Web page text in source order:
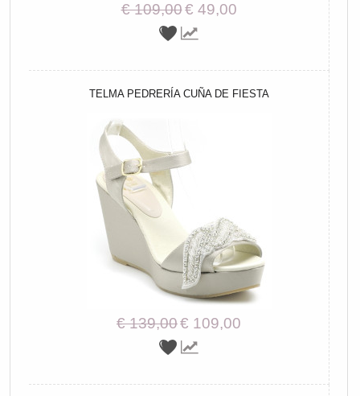
€ 109,00€ 49,00
TELMA PEDRERÍA CUÑA DE FIESTA
€ 139,00€ 109,00